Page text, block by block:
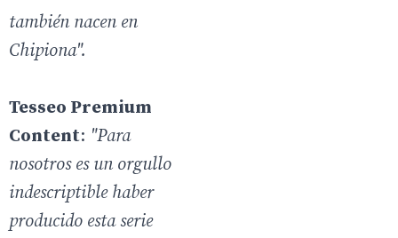
también nacen en
Chipiona".
Tesseo Premium
Content: "Para
nosotros es un orgullo
indescriptible haber
producido esta serie